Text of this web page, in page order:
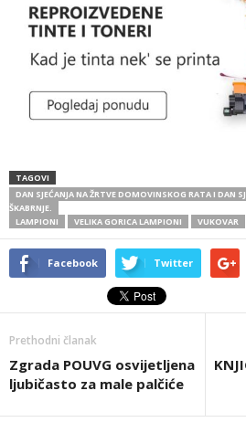
TAGOVI
DAN SJEĆANJA NA ŽRTVE DOMOVINSKOG RATA I DAN
ŠKABRNJE.
LAMPIONI
VELIKA GORICA LAMPIONI VUKOVAR
Facebook Twitter
Prethodni članak
Zgrada POUVG osvijetljena
ljubičasto za male palčiće